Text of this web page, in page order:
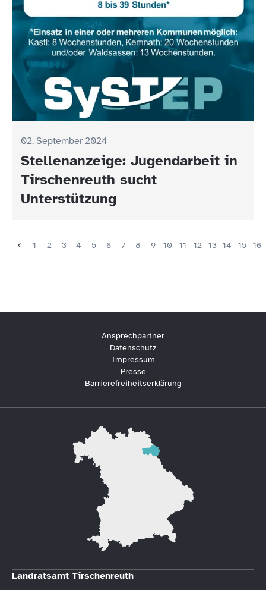
02. September 2024
Stellenanzeige: Jugendarbeit in
Tirschenreuth sucht
Unterstützung
1 2 3 4 5 6 7 8 9 10 11 12 13 14 15 16
Ansprechpartner
Datenschutz
Impressum
Presse
Barrierefreiheitserklärung
Landratsamt Tirschenreuth